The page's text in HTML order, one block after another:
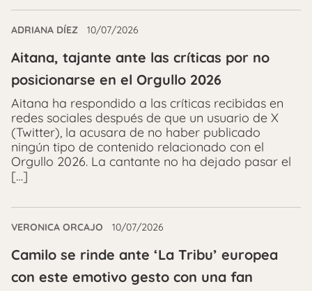
ADRIANA DÍEZ 10/07/2026
Aitana, tajante ante las críticas por no
posicionarse en el Orgullo 2026
Aitana ha respondido a las críticas recibidas en
redes sociales después de que un usuario de X
(Twitter), la acusara de no haber publicado
ningún tipo de contenido relacionado con el
Orgullo 2026. La cantante no ha dejado pasar el
[…]
VERONICA ORCAJO 10/07/2026
Camilo se rinde ante ‘La Tribu’ europea
con este emotivo gesto con una fan